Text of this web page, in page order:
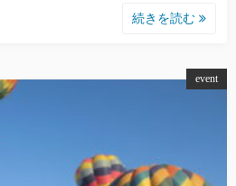
続きを読む
event